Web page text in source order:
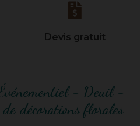
Devis gratuit
- Deuil -
décorations florales